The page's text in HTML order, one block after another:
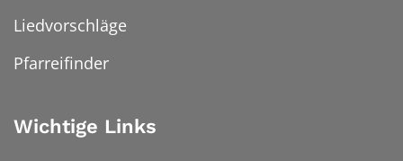
Liedvorschläge
Pfarreifinder
Wichtige Links